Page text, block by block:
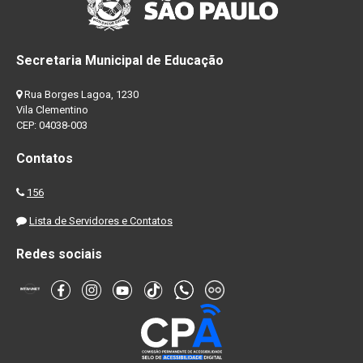
Secretaria Municipal de Educação
Rua Borges Lagoa, 1230
Vila Clementino
CEP: 04038-003
Contatos
156
Lista de Servidores e Contatos
Redes sociais